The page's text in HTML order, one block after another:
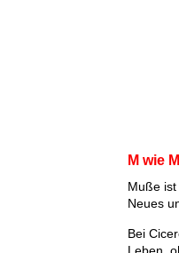
M wie
Muße
Neues
Bei